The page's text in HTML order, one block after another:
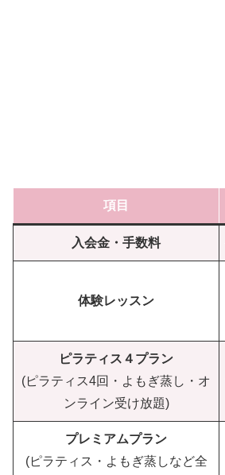
項目
入会金・手数料
体験レッスン
ピラティス４プラン
(ピラティス4回・よもぎ蒸し・オ
ンライン受け放題)
プレミアムプラン
(ピラティス・よもぎ蒸しなど全